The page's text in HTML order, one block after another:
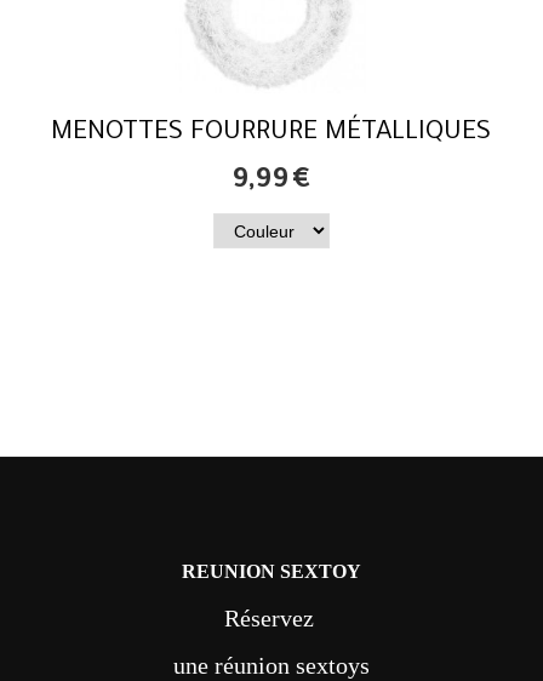
MENOTTES FOURRURE MÉTALLIQUES
9,99 €
REUNION SEXTOY
Réservez
une réunion sextoys